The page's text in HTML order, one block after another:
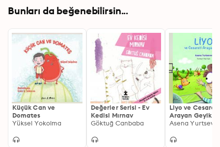
Bunları da beğenebilirsin...
Küçük Can ve
Domates
Yüksel Yokolma
Değerler Serisi - Ev
Kedisi Mırnav
Göktuğ Canbaba
Liyo ve Cesareti
Arayan Geyik
Asena